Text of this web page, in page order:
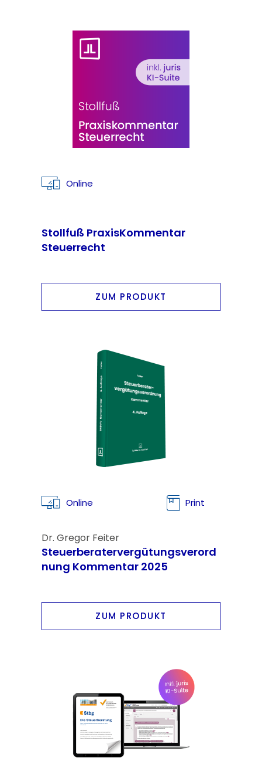
Online
Stollfuß PraxisKommentar
Steuerrecht
ZUM PRODUKT
Online Print
Dr. Gregor Feiter
Steuerberatervergütungsverord
nung Kommentar 2025
ZUM PRODUKT